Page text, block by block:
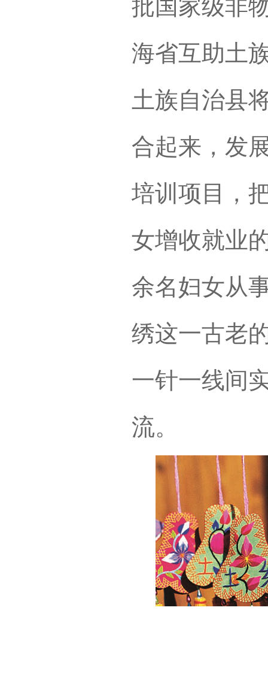
批国家级非
海省互助土
土族自治县
合起来，发
培训项目，
女增收就业
余名妇女从
绣这一古老
一针一线间
流。